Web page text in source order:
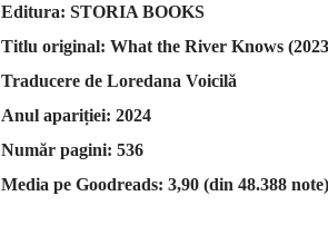
Editura: STORIA BOOKS
Titlu original: What the River Knows
Traducere de Loredana Voicilă
Anul apariției: 2024
Număr pagini: 536
Media pe Goodreads: 3,90 (din 48.388 note)